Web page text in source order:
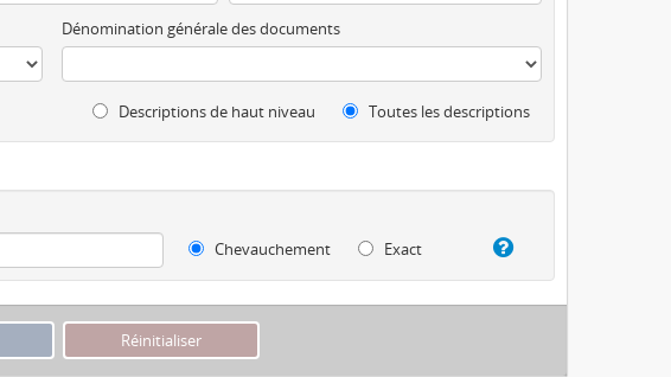
Dénomination générale des documents
Descriptions de haut niveau Toutes les descriptions
Chevauchement
Exact